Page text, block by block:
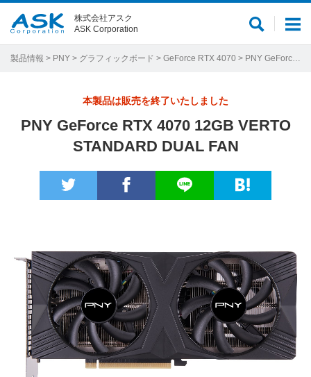
メ
ュ
サ
ト
株式会社アスク
ASK Corporation
製品情報 > PNY > グラフィックボード > GeForce RTX 4070 > PNY GeForce RTX 4070 12GB VERTO STANDARD DUAL FAN
本製品は販売を終了いたしました
PNY GeForce RTX 4070 12GB VERTO
STANDARD DUAL FAN